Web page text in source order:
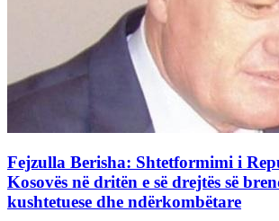
Fejzulla Berisha: Shtetformimi i
Kosovës në dritën e së drejtës së
kushtetuese dhe ndërkombëtare